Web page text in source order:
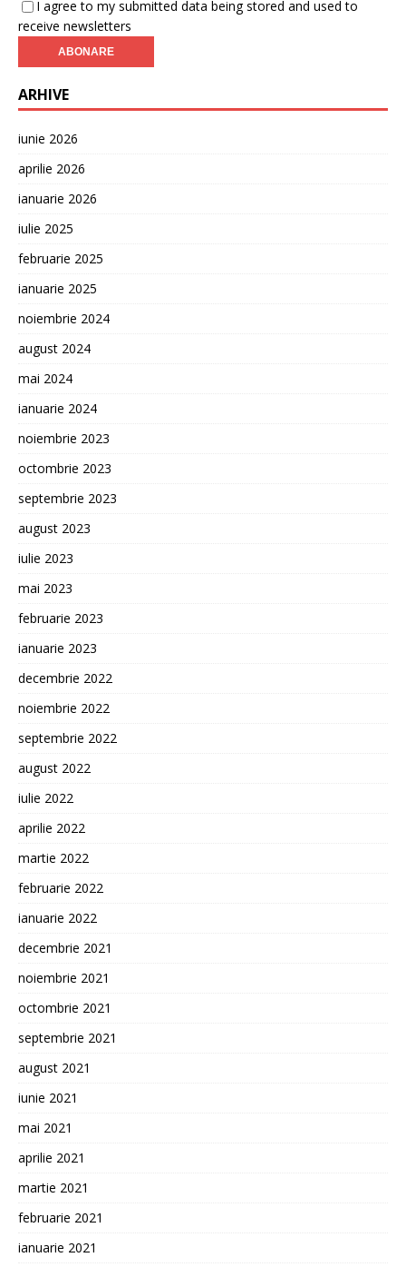
I agree to my submitted data being stored and used to
receive newsletters
ARHIVE
iunie 2026
aprilie 2026
ianuarie 2026
iulie 2025
februarie 2025
ianuarie 2025
noiembrie 2024
august 2024
mai 2024
ianuarie 2024
noiembrie 2023
octombrie 2023
septembrie 2023
august 2023
iulie 2023
mai 2023
februarie 2023
ianuarie 2023
decembrie 2022
noiembrie 2022
septembrie 2022
august 2022
iulie 2022
aprilie 2022
martie 2022
februarie 2022
ianuarie 2022
decembrie 2021
noiembrie 2021
octombrie 2021
septembrie 2021
august 2021
iunie 2021
mai 2021
aprilie 2021
martie 2021
februarie 2021
ianuarie 2021